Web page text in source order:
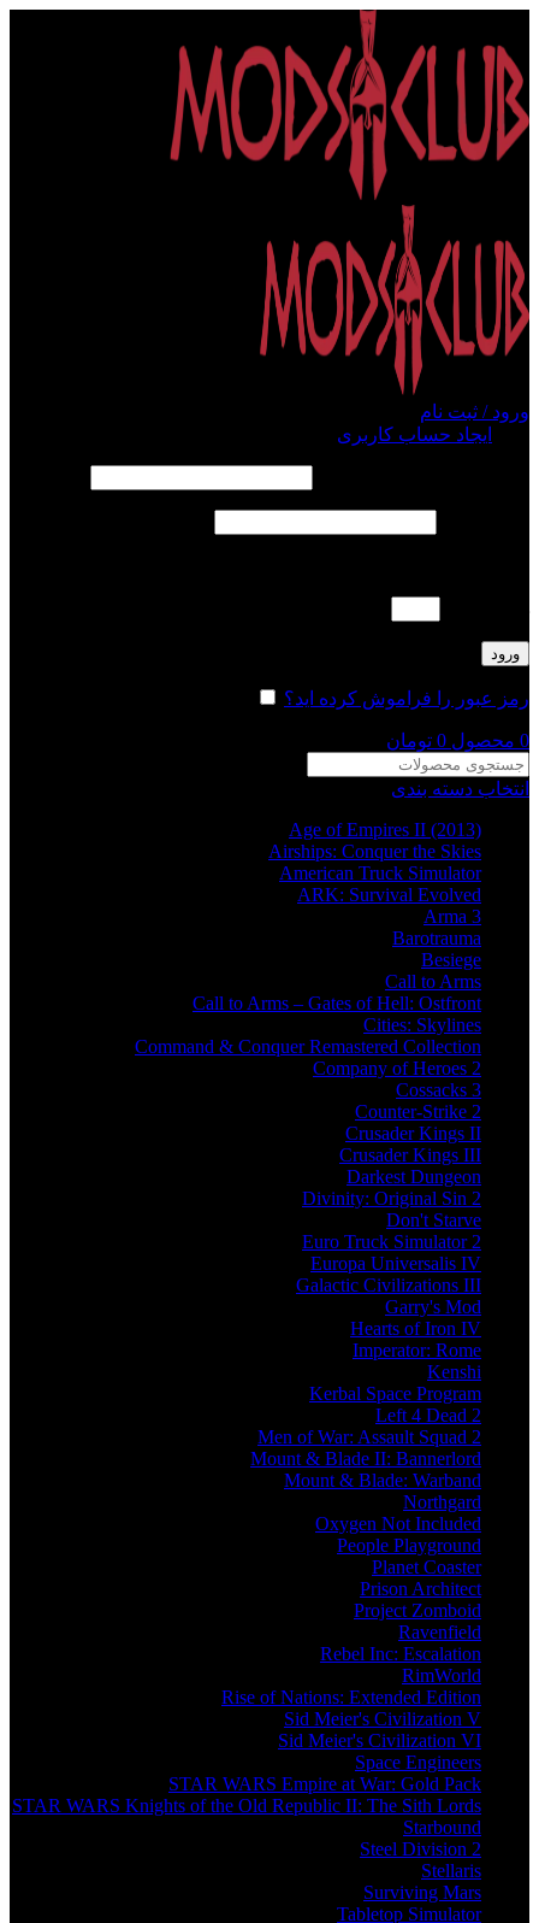
ورود / ثبت نام
ایجاد حساب کاربری
ورود
رمز عبور را فراموش کرده اید؟
0 محصول 0 تومان
انتخاب دسته بندی
Age of Empires II (2013)
Airships: Conquer the Skies
American Truck Simulator
ARK: Survival Evolved
Arma 3
Barotrauma
Besiege
Call to Arms
Call to Arms – Gates of Hell: Ostfront
Cities: Skylines
Command & Conquer Remastered Collection
Company of Heroes 2
Cossacks 3
Counter-Strike 2
Crusader Kings II
Crusader Kings III
Darkest Dungeon
Divinity: Original Sin 2
Don't Starve
Euro Truck Simulator 2
Europa Universalis IV
Galactic Civilizations III
Garry's Mod
Hearts of Iron IV
Imperator: Rome
Kenshi
Kerbal Space Program
Left 4 Dead 2
Men of War: Assault Squad 2
Mount & Blade II: Bannerlord
Mount & Blade: Warband
Northgard
Oxygen Not Included
People Playground
Planet Coaster
Prison Architect
Project Zomboid
Ravenfield
Rebel Inc: Escalation
RimWorld
Rise of Nations: Extended Edition
Sid Meier's Civilization V
Sid Meier's Civilization VI
Space Engineers
STAR WARS Empire at War: Gold Pack
STAR WARS Knights of the Old Republic II: The Sith Lords
Starbound
Steel Division 2
Stellaris
Surviving Mars
Tabletop Simulator